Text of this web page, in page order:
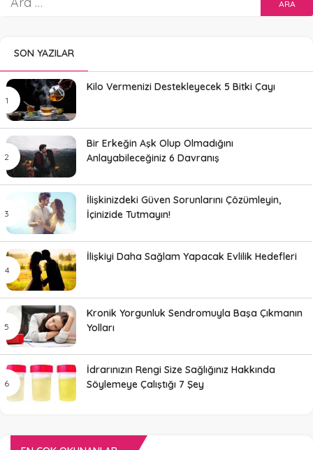
SON YAZILAR
Kilo Vermenizi Destekleyecek 5 Bitki Çayı
Bir Erkeğin Aşk Olup Olmadığını
Anlayabileceğiniz 6 Davranış
İlişkinizdeki Güven Sorunlarını Çözümleyin,
İçinizide Tutmayın!
İlişkiyi Daha Sağlam Yapacak Evlilik Hedefleri
Kronik Yorgunluk Sendromuyla Başa Çıkmanın
Yolları
İdrarınızın Rengi Size Sağlığınız Hakkında
Söylemeye Çalıştığı 7 Şey